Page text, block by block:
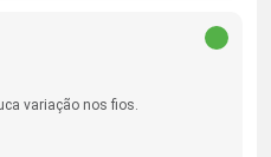
variação nos fios.